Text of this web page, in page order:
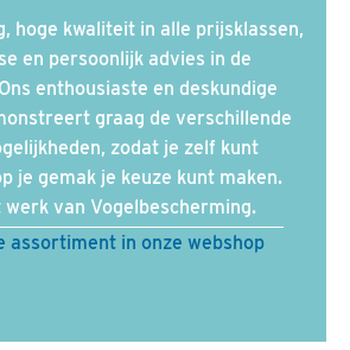
hoge kwaliteit in alle prijsklassen,
en persoonlijk advies in de
enthousiaste en deskundige
graag de verschillende
zodat je zelf kunt
je gemak je keuze kunt maken.
van Vogelbescherming.
assortiment in onze webshop